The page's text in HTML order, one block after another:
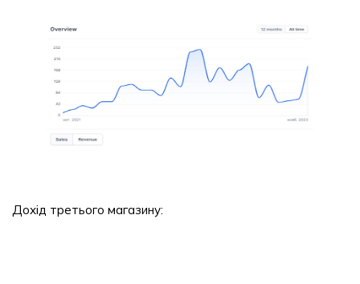
Дохід третього магазину: